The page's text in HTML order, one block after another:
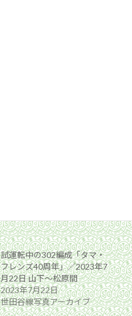
試運転中の302編成「タマ・
フレンズ40周年」／2023年7
月22日 山下〜松原間
2023年7月22日
世田谷線写真アーカイブ